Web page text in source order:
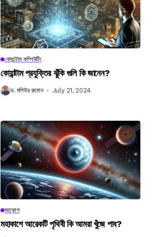
কোয়ান্টাম কম্পিউটিং
কোয়ান্টাম প্রযুক্তির ঝুঁকি গুলি কি জানেন?
ড. মশিউর রহমান July 21, 2024
মহাকাশ
মহাকাশে আরেকটি পৃথিবী কি আমরা খুঁজে পাব?